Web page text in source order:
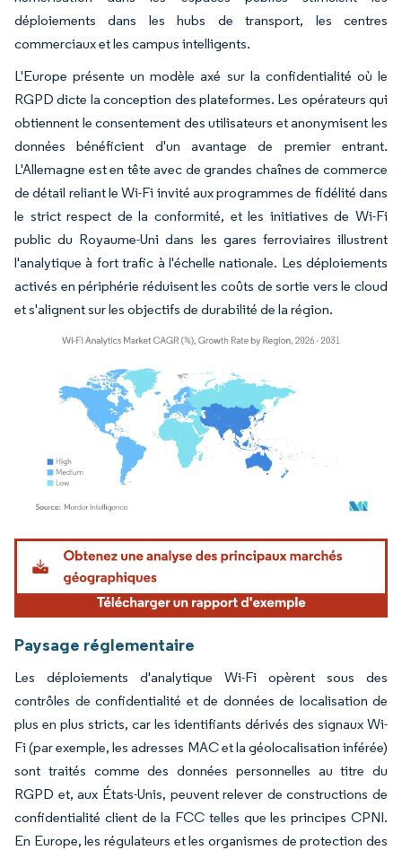
déploiements dans les hubs de transport, les centres
commerciaux et les campus intelligents.
L'Europe présente un modèle axé sur la confidentialité où le
RGPD dicte la conception des plateformes. Les opérateurs qui
obtiennent le consentement des utilisateurs et anonymisent les
données bénéficient d'un avantage de premier entrant.
L'Allemagne est en tête avec de grandes chaînes de commerce
de détail reliant le Wi-Fi invité aux programmes de fidélité dans
le strict respect de la conformité, et les initiatives de Wi-Fi
public du Royaume-Uni dans les gares ferroviaires illustrent
l'analytique à fort trafic à l'échelle nationale. Les déploiements
activés en périphérie réduisent les coûts de sortie vers le cloud
et s'alignent sur les objectifs de durabilité de la région.
Image © Mordor Intelligence. La réutilisation nécessite une attribution sous CC BY
Paysage réglementaire
Les déploiements d'analytique Wi-Fi opèrent sous des
contrôles de confidentialité et de données de localisation de
plus en plus stricts, car les identifiants dérivés des signaux Wi-
Fi (par exemple, les adresses MAC et la géolocalisation inférée)
sont traités comme des données personnelles au titre du
RGPD et, aux États-Unis, peuvent relever de constructions de
confidentialité client de la FCC telles que les principes CPNI.
En Europe, les régulateurs et les organismes de protection des